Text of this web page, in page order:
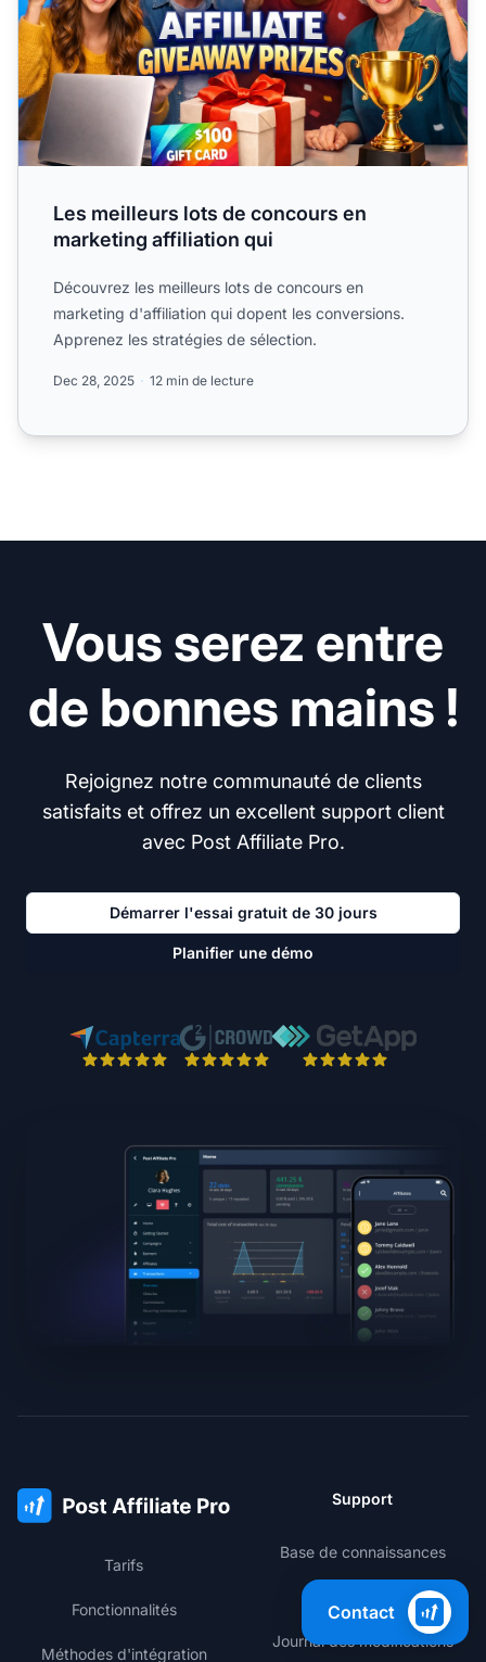
Les meilleurs lots de concours en
marketing affiliation qui
Découvrez les meilleurs lots de concours en
marketing d'affiliation qui dopent les conversions.
Apprenez les stratégies de sélection.
Dec 28, 2025 12 min de lecture
Vous serez entre
de bonnes mains !
Rejoignez notre communauté de clients
satisfaits et offrez un excellent support client
avec Post Affiliate Pro.
Démarrer l'essai gratuit de 30 jours
Planifier une démo
Tarifs
Fonctionnalités
Méthodes d'intégration
Support
Base de connaissances
Espace membres
Journal des modifications
Contact